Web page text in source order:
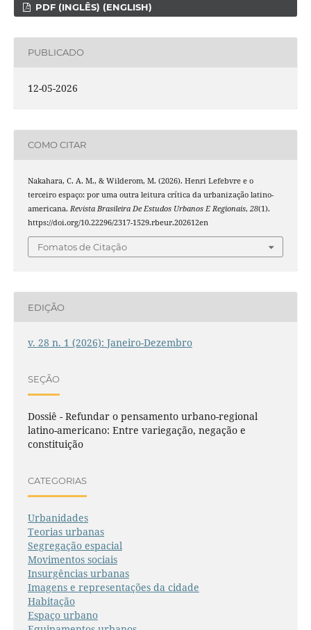
PDF (INGLÊS) (ENGLISH)
PUBLICADO
12-05-2026
COMO CITAR
Nakahara, C. A. M., & Wilderom, M. (2026). Henri Lefebvre e o
terceiro espaço: por uma outra leitura crítica da urbanização latino-
americana. Revista Brasileira De Estudos Urbanos E Regionais, 28(1).
https://doi.org/10.22296/2317-1529.rbeur.202612en
Fomatos de Citação
EDIÇÃO
v. 28 n. 1 (2026): Janeiro-Dezembro
SEÇÃO
Dossiê - Refundar o pensamento urbano-regional
latino-americano: Entre variegação, negação e
constituição
CATEGORIAS
Urbanidades
Teorias urbanas
Segregação espacial
Movimentos sociais
Insurgências urbanas
Imagens e representações da cidade
Habitação
Espaço urbano